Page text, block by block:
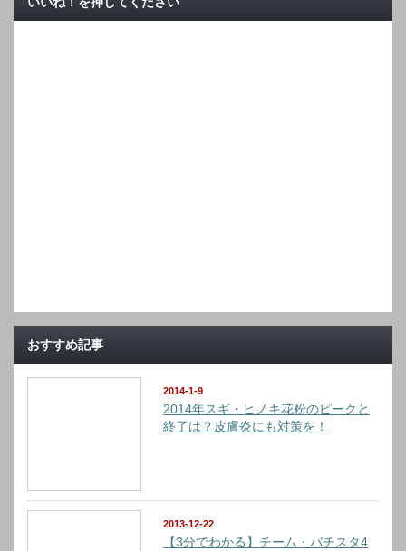
おすすめ記事
2014-1-9
2014年スギ・ヒノキ花粉のピークと
終了は？皮膚炎にも対策を！
2013-12-22
【3分でわかる】チーム・バチスタ4